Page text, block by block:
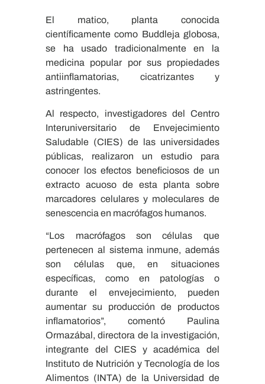
El matico, planta conocida
científicamente como Buddleja globosa,
se ha usado tradicionalmente en la
medicina popular por sus propiedades
antiinflamatorias, cicatrizantes y
astringentes.
Al respecto, investigadores del Centro
Interuniversitario de Envejecimiento
Saludable (CIES) de las universidades
públicas, realizaron un estudio para
conocer los efectos beneficiosos de un
extracto acuoso de esta planta sobre
marcadores celulares y moleculares de
senescencia en macrófagos humanos.
“Los macrófagos son células que
pertenecen al sistema inmune, además
son células que, en situaciones
específicas, como en patologías o
durante el envejecimiento, pueden
aumentar su producción de productos
inflamatorios”, comentó Paulina
Ormazábal, directora de la investigación,
integrante del CIES y académica del
Instituto de Nutrición y Tecnología de los
Alimentos (INTA) de la Universidad de